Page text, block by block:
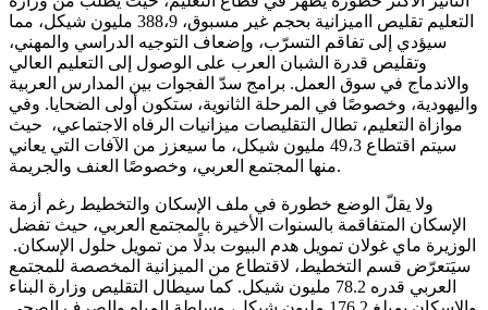
التعليم تقليص ااميزانية بحجم غير مسبوق، 388،9 مليون شيكل، مما
سيؤدي إلى تفاقم التسرّب، وإضعاف التوجيه الدراسي والمهني،
وتقليص قدرة الشبان العرب على الوصول إلى التعليم العالي
والاندماج في سوق العمل. برامج سدّ الفجوات بين المدارس العربية
واليهودية، وخصوصًا في المرحلة الثانوية، ستكون أولى الضحايا. وفي
موازاة التعليم، تطال التقليصات ميزانيات الرفاه الاجتماعي، حيث
سيتم اقتطاع 49،3 مليون شيكل، ما سيعزز من الآفات التي يعاني
منها المجتمع العربي، وخصوصًا العنف والجريمة.
ولا يقلّ الوضع خطورة في ملف الإسكان والتخطيط رغم أزمة
الإسكان المتفاقمة بالسنوات الأخيرة بالمجتمع العربي، حيث تفضل
الوزيرة ماي غولان تمويل هدم البيوت بدلًا من تمويل حلول الإسكان.
سيَتعرّض قسم التخطيط، لاقتطاع من الميزانية المخصصة للمجتمع
العربي قدره 78.2 مليون شيكل. كما سيطال التقليص وزارة البناء